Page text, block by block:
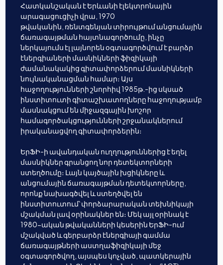
Հատկանշական է Երևանի էլեկտրոնային
արագացուցիչի վրա, 1970
թվականին, ռենտգենյան տիրույթում անցումային
ճառագայթման հայտնագործումը, ինչը
ներկայումս էլ լայնորեն օգտագործվում է բարձր
էներգիաների մասնիկների ֆիզիկայի
ժամանակակից գիտափորձերում մասնիկների
նույնականացման համար։ Այս
հաջողությունների շնորհիվ 1985թ.-ից սկսած
ինստիտուտի գիտաշխատողները հաջողությամբ
մասնակցում են միջազգային խոշոր
համագործակցությունների շրջանակներում
իրականացվող գիտափորձերին։
ԵրՖԻ-ի ավանդական ուղղություններից է եղել
մասնիկներ գրանցող նոր դետեկտորների
ստեղծումը։ Լայն կայծային խցիկները և
անցումային ճառագայթման դետեկտորները,
որոնք նախագծվել և ստեղծվել են
ինստիտուտում՝ փորձարարական տեխնիկայի
մշակման լավ օրինակներ են։ Մեկ այլ օրինակ է
1980-ական թվականների կեսերին ԵրՖԻ-ում
մշակված և գերբարձր էներգիայի գամմա
ճառագայթների աստղաֆիզիկայի մեջ
օգտագործվող, այսպես կոչված, պատկերային